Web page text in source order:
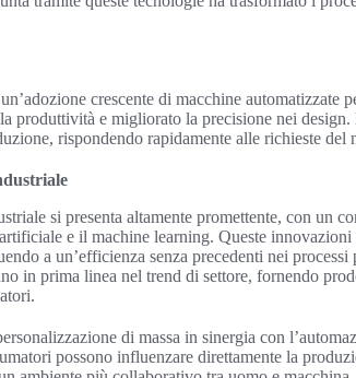
crescente di macchine automatizzate
produttività e migliorato la precisione nei design.
rispondendo rapidamente alle richieste del
si presenta altamente promettente, con un
e il machine learning. Queste
a un’efficienza senza precedenti nei
in prima linea nel trend di settore, fornendo
di massa in sinergia con
possono influenzare direttamente la